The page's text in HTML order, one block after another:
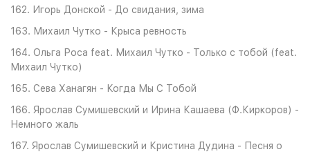
162. Игорь Донской - До свидания, зима
163. Михаил Чутко - Крыса ревность
164. Ольга Роса feat. Михаил Чутко - Только с тобой (feat.
Михаил Чутко)
165. Сева Ханагян - Когда Мы С Тобой
166. Ярослав Сумишевский и Ирина Кашаева (Ф.Киркоров) -
Немного жаль
167. Ярослав Сумишевский и Кристина Дудина - Песня о